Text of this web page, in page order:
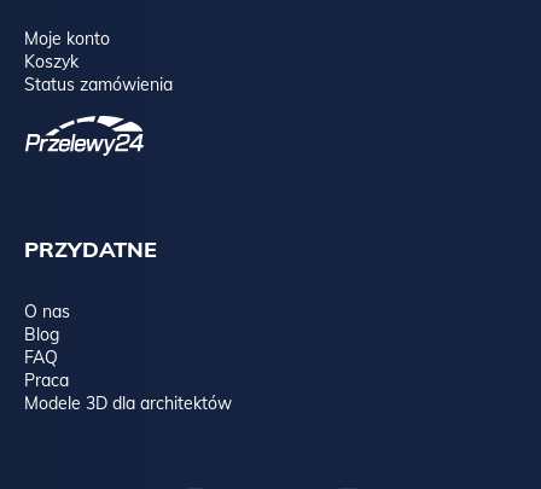
Moje konto
Koszyk
Status zamówienia
PRZYDATNE
O nas
Blog
FAQ
Praca
Modele 3D dla architektów